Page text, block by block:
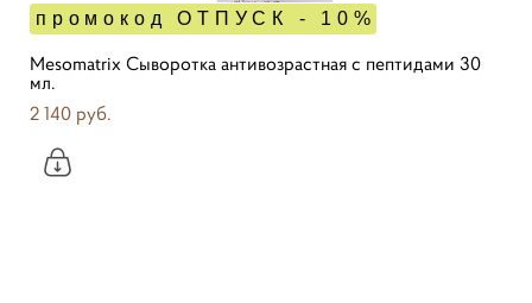
промокод ОТПУСК - 10%
Mesomatrix Сыворотка антивозрастная с пептидами 30
мл.
2 140 pуб.